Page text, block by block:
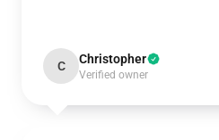
C Christopher
Verified owner